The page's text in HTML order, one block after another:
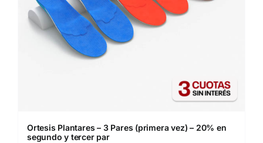
Ortesis Plantares – 3 Pares (primera vez) – 20% en
segundo y tercer par